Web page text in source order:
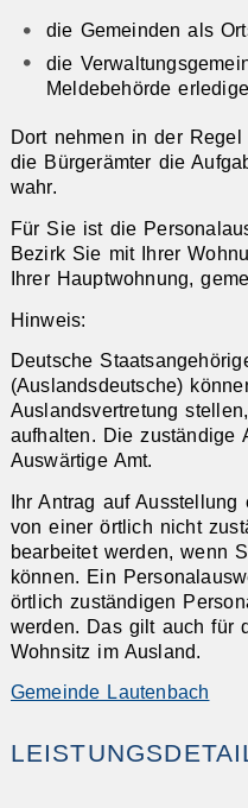
die Gemeinden als
die
Meldebehörde
Dort nehmen in der
die Bürgerämter die
wahr.
Für Sie ist die
Bezirk Sie mit Ihrer
Ihrer Hauptwohnung,
Hinweis:
Deutsche
(Auslandsdeutsche)
Auslandsvertretung
aufhalten. Die zuständige
Auswärtige Amt.
Ihr Antrag auf
von einer örtlich nicht
bearbeitet werden, wenn
können. Ein
örtlich zuständigen
werden. Das gilt auch für
Wohnsitz im Ausland.
Gemeinde Lautenbach